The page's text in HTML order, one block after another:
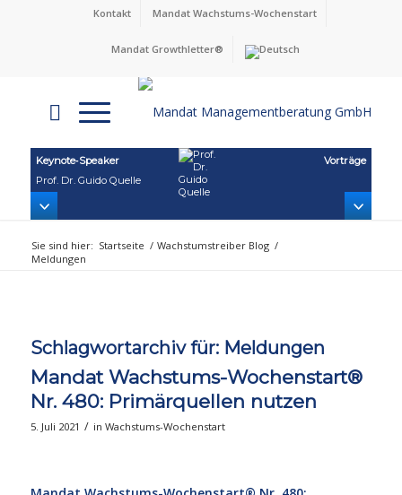
Kontakt Mandat Wachstums-Wochenstart
Mandat Growthletter®
Keynote‑Speaker
Prof. Dr. Guido Quelle
Vorträge
Sie sind hier: Startseite / Wachstumstreiber Blog /
Meldungen
Schlagwortarchiv für: Meldungen
Mandat Wachstums-Wochenstart®
Nr. 480: Primärquellen nutzen
5. Juli 2021 / in Wachstums-Wochenstart